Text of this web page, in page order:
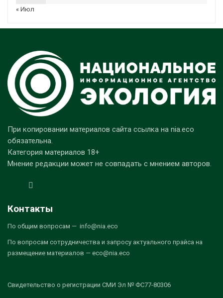
« Июл
При копировании материалов сайта ссылка на nia.eco
обязательна.
Категория материалов 18+
Мнение редакции может не совпадать с мнением авторов.
Контакты
По общим вопросам — info@nia.eco
По вопросам сотрудничества и запросу актуального прайса на
размещение материалов — eco@nia.eco
Свидетельство о регистрации СМИ Эл № ФС77-80306